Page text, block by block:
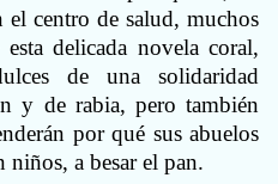
centro de salud, muchos
delicada novela coral,
de una solidaridad
y de rabia, pero también
por qué sus abuelos
niños, a besar el pan.